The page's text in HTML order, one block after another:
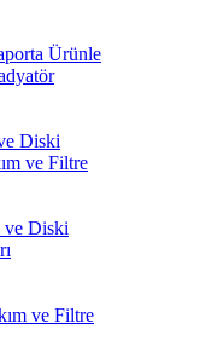
Ürünle
Diski
ve Filtre
ve Diski
ve Filtre